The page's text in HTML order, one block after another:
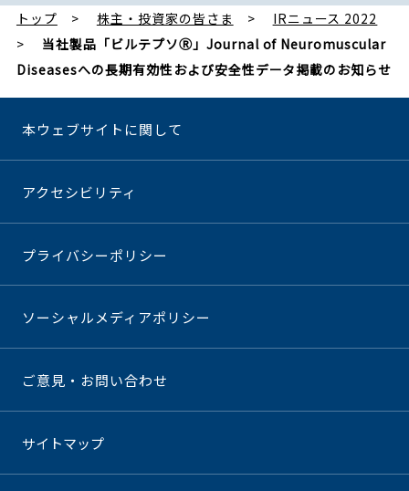
トップ 株主・投資家の皆さま
IRニュース 2022
当社製品「ビルテプソⓇ」Journal of Neuromuscular
Diseasesへの長期有効性および安全性データ掲載のお知らせ
本ウェブサイトに関して
アクセシビリティ
プライバシーポリシー
ソーシャルメディアポリシー
ご意見・お問い合わせ
サイトマップ